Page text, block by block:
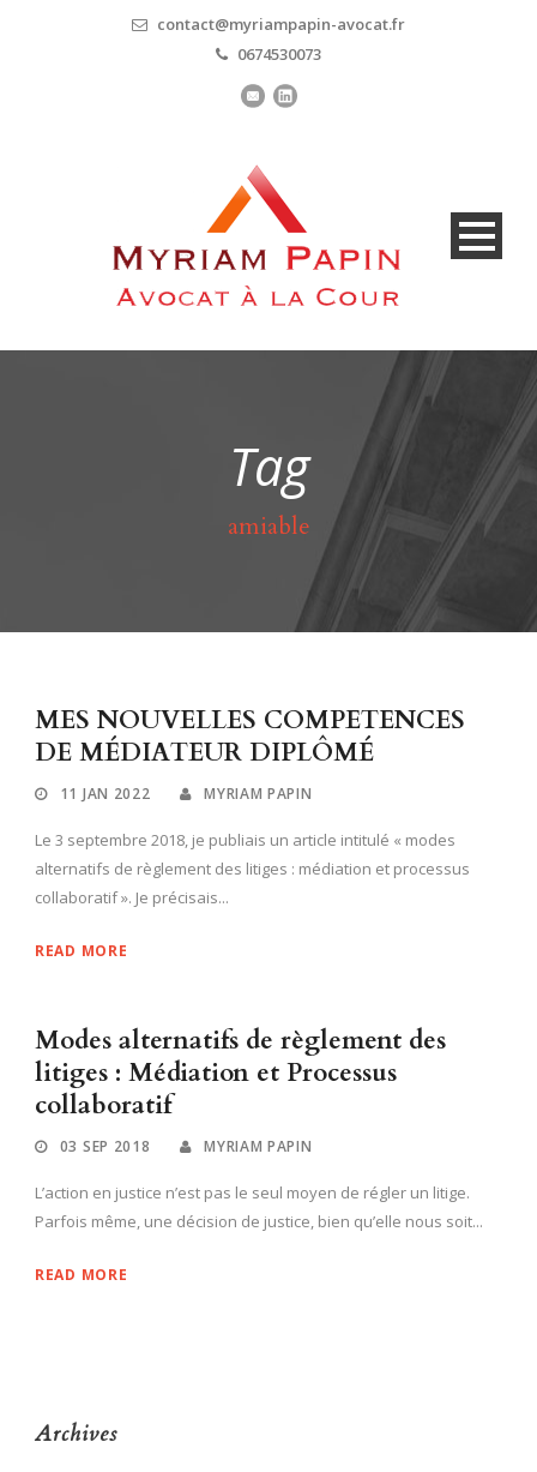
contact@myriampapin-avocat.fr
0674530073
Tag
amiable
MES NOUVELLES COMPETENCES
DE MÉDIATEUR DIPLÔMÉ
11 JAN 2022 MYRIAM PAPIN
Le 3 septembre 2018, je publiais un article intitulé « modes
alternatifs de règlement des litiges : médiation et processus
collaboratif ». Je précisais...
READ MORE
Modes alternatifs de règlement des
litiges : Médiation et Processus
collaboratif
03 SEP 2018 MYRIAM PAPIN
L’action en justice n’est pas le seul moyen de régler un litige.
Parfois même, une décision de justice, bien qu’elle nous soit...
READ MORE
Archives